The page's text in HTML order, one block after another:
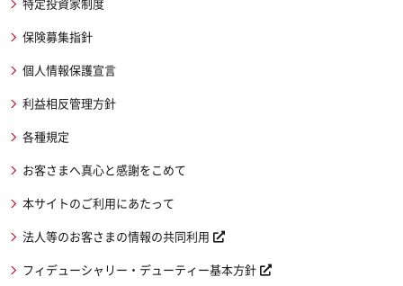
保険募集指針
個人情報保護宣言
利益相反管理方針
各種規定
お客さまへ真心と感謝をこめて
本サイトのご利用にあたって
法人等のお客さまの情報の共同利用
フィデューシャリー・デューティー基本方針